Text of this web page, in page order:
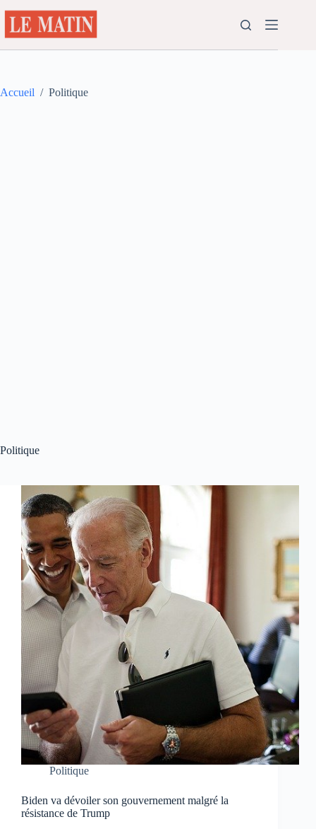
au
contenu
Accueil / Politique
Politique
Politique
Biden va dévoiler son gouvernement malgré la
résistance de Trump